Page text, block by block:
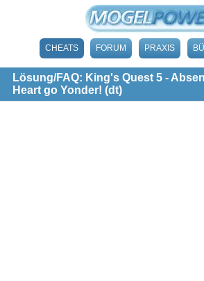
CHEATS FORUM PRAXIS
Lösung/FAQ: King's Quest 5 -
Heart go Yonder! (dt)